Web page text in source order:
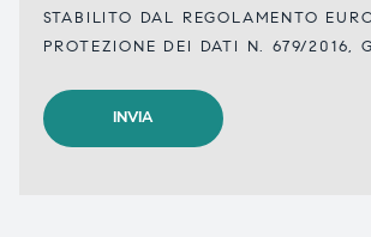
STABILITO DAL REGOLAMENTO
PROTEZIONE DEI DATI N. 679/2016,